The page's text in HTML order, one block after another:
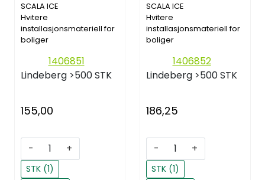
SCALA ICE
Hvitere
installasjonsmateriell for
boliger
1406851
Lindeberg >500 STK
155,00
- +
STK (1)
SCALA ICE
Hvitere
installasjonsmateriell for
boliger
1406852
Lindeberg >500 STK
186,25
- +
STK (1)